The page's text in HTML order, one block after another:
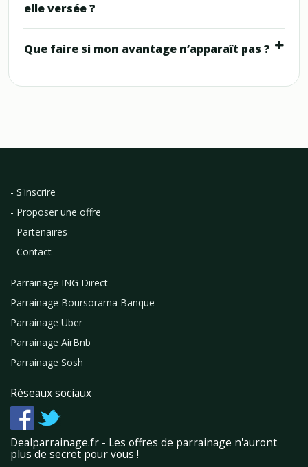
elle versée ?
Que faire si mon avantage n’apparaît pas ?
- S'inscrire
- Proposer une offre
- Partenaires
- Contact
Parrainage ING Direct
Parrainage Boursorama Banque
Parrainage Uber
Parrainage AirBnb
Parrainage Sosh
Réseaux sociaux
Dealparrainage.fr - Les offres de parrainage n'auront
plus de secret pour vous !